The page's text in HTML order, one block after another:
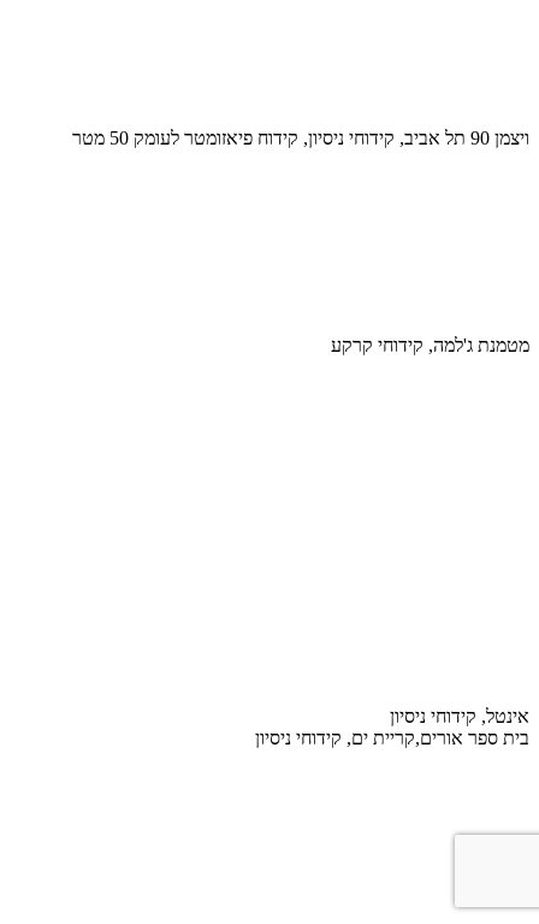
ויצמן 90 תל אביב, קידוחי ניסיון, קידוח פיאזומטר לעומק 50 מטר
מטמנת ג'למה, קידוחי קרקע
אינטל, קידוחי ניסיון
בית ספר אורים,קריית ים, קידוחי ניסיון